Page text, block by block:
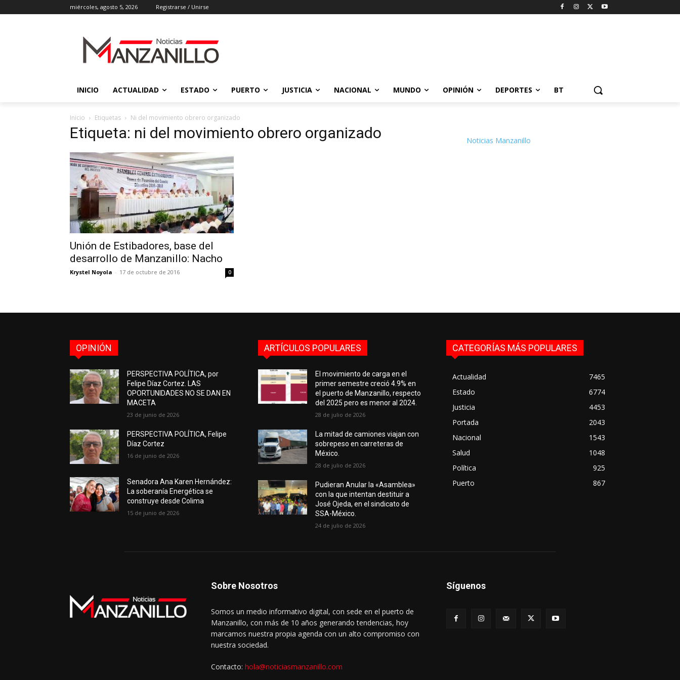
miércoles, agosto 5, 2026 Registrarse / Unirse
INICIO ACTUALIDAD ESTADO PUERTO JUSTICIA NACIONAL MUNDO OPINIÓN DEPORTES BT
Inicio Etiquetas Ni del movimiento obrero organizado
Etiqueta: ni del movimiento obrero organizado
Unión de Estibadores, base del
desarrollo de Manzanillo: Nacho
Krystel Noyola - 17 de octubre de 2016 0
Noticias Manzanillo
OPINIÓN
PERSPECTIVA POLÍTICA, por
Felipe Díaz Cortez. LAS
OPORTUNIDADES NO SE DAN EN
MACETA
23 de junio de 2026
PERSPECTIVA POLÍTICA, Felipe
Díaz Cortez
16 de junio de 2026
Senadora Ana Karen Hernández:
La soberanía Energética se
construye desde Colima
15 de junio de 2026
ARTÍCULOS POPULARES
El movimiento de carga en el
primer semestre creció 4.9% en
el puerto de Manzanillo, respecto
del 2025 pero es menor al 2024.
28 de julio de 2026
La mitad de camiones viajan con
sobrepeso en carreteras de
México.
28 de julio de 2026
Pudieran Anular la «Asamblea»
con la que intentan destituir a
José Ojeda, en el sindicato de
SSA-México.
24 de julio de 2026
CATEGORÍAS MÁS POPULARES
Actualidad
7465
Estado
6774
Justicia
4453
Portada
2043
Nacional
1543
Salud
1048
Política
925
Puerto
867
Sobre Nosotros
Somos un medio informativo digital, con sede en el puerto de
Manzanillo, con más de 10 años generando tendencias, hoy
marcamos nuestra propia agenda con un alto compromiso con
nuestra sociedad.
Contacto: hola@noticiasmanzanillo.com
Síguenos